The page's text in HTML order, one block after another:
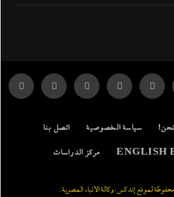
سياسة الخصوصية اتصل بنا
ENGLISH مركز الدراسات
لموقع إندكس: وكالة الانباء المصرية.